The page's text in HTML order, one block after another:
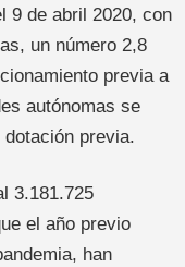
9 de abril 2020, con
un número 2,8
previa a
autónomas se
previa.
3.181.725
el año previo
han